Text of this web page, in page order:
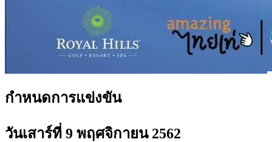
กำหนดการแข่งขัน
วันเสาร์ที่ 9 พฤศจิกายน 2562